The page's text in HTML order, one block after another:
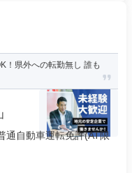
！県外への転勤無し 誰も
通自動車運転免許(AT限